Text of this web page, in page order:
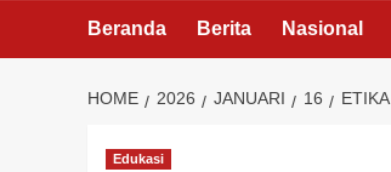
Beranda Berita Nasional
HOME 2026 JANUARI 16
Edukasi